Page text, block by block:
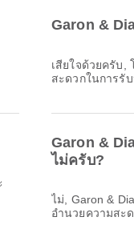
Garon &
เสียใจด้วยครับ,
สะดวกในการรั
Garon &
ไม่ครับ?
ไม่, Garon &
อำนวยความสะ